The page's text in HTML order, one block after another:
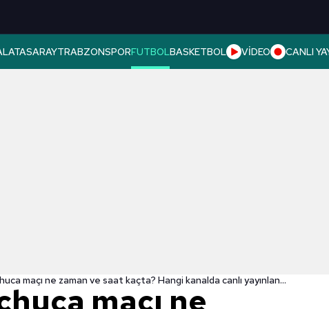
TRABZONSPORFUTBOLBASKETBOL VİDEO CANLI
Al Hilal-Pachuca maçı ne zaman ve saat kaçta? Hangi kanalda canlı yayınlanacak?
maçı ne